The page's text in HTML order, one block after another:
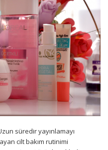
süredir yayınlamayı
cilt bakım rutinimi